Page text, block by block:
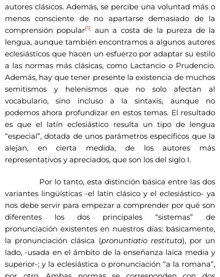
autores clásicos. Además, se percibe una voluntad más o
menos consciente de no apartarse demasiado de la
comprensión popular[1]
aun a costa de la pureza de la
lengua, aunque también encontramos a algunos autores
eclesiásticos que hacen un esfuerzo por adaptar su estilo
a las normas más clásicas, como Lactancio o Prudencio.
Además, hay que tener presente la existencia de muchos
semitismos y helenismos que no solo afectan al
vocabulario, sino incluso a la sintaxis, aunque no
podemos ahora profundizar en estos temas. El resultado
es que el latín eclesiástico resulta un tipo de lengua
“especial”, dotada de unos parámetros específicos que la
alejan, en cierta medida, de los autores más
representativos y apreciados, que son los del siglo I.
Por lo tanto, esta distinción básica entre las dos
variantes lingüísticas -el latín clásico y el eclesiástico- ya
nos debe servir para empezar a comprender por qué son
diferentes los dos principales “sistemas” de
pronunciación existentes en nuestros días: básicamente,
la pronunciación clásica (pronuntiatio restituta), por un
lado, -usada en el ámbito de la enseñanza laica media y
superior-; y la eclesiástica o pronunciación “a la romana”,